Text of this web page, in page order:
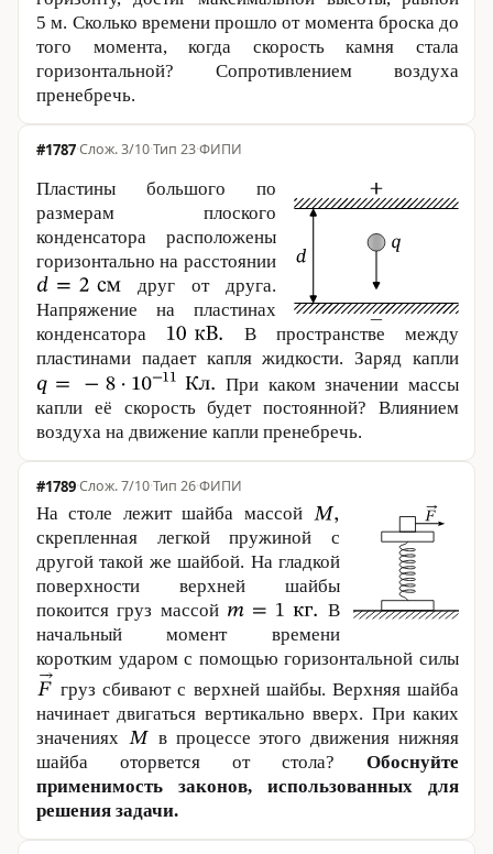
5 м. Сколько времени прошло от момента броска до
того момента, когда скорость камня стала
горизонтальной? Сопротивлением воздуха
пренебречь.
#1787· 3/10·Тип 23·ФИПИ
Пластины большого по
размерам плоского
конденсатора расположены
горизонтально на расстоянии
друг от друга.
Напряжение на пластинах
конденсатора
В пространстве между
пластинами падает капля жидкости. Заряд капли
При каком значении массы
капли её скорость будет постоянной? Влиянием
воздуха на движение капли пренебречь.
#1789· 7/10·Тип 26·ФИПИ
На столе лежит шайба массой
скрепленная легкой пружиной с
другой такой же шайбой. На гладкой
поверхности верхней шайбы
покоится груз массой
В
начальный момент времени
коротким ударом с помощью горизонтальной силы
груз сбивают с верхней шайбы. Верхняя шайба
начинает двигаться вертикально вверх. При каких
значениях
в процессе этого движения нижняя
шайба оторвется от стола? Обоснуйте
применимость законов, использованных для
решения задачи.